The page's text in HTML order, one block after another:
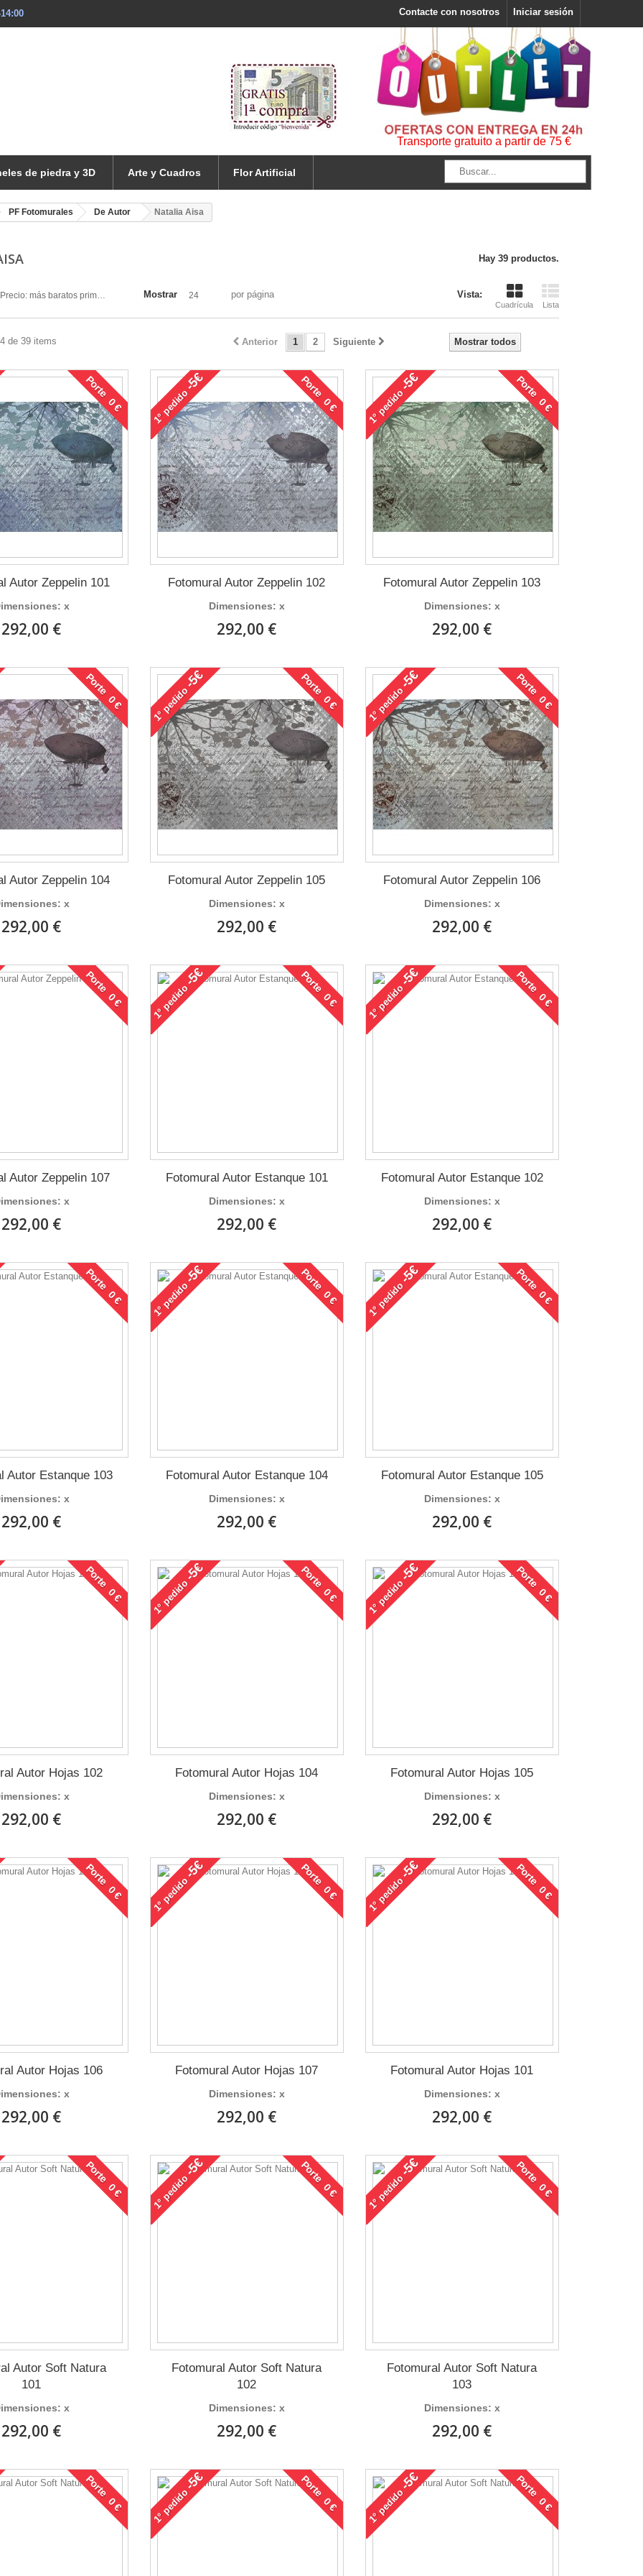
Iniciar sesión
Contacte con nosotros
Transporte gratuito a partir de 75 €
de piedra y 3D Arte y Cuadros Flor Artificial
PF Fotomurales De Autor Natalia Aisa
Hay 39 productos.
Vista:
Cuadrícula Lista
Precio: más baratos primero Mostrar 24 por página
Mostrar todos
Anterior 1 2 Siguiente
de 39 items
Porte 0 €
Autor Zeppelin 101
x
292,00 €
1°
pedido
-5€ Porte 0 €
Fotomural Autor Zeppelin 102
Dimensiones: x
292,00 €
1°
pedido
-5€ Porte 0 €
Fotomural Autor Zeppelin 103
Dimensiones: x
292,00 €
Porte 0 €
Autor Zeppelin 104
x
292,00 €
1°
pedido
-5€ Porte 0 €
Fotomural Autor Zeppelin 105
Dimensiones: x
292,00 €
1°
pedido
-5€ Porte 0 €
Fotomural Autor Zeppelin 106
Dimensiones: x
292,00 €
Porte 0 €
Autor Zeppelin 107
x
292,00 €
1°
pedido
-5€ Porte 0 €
Fotomural Autor Estanque 101
Dimensiones: x
292,00 €
1°
pedido
-5€ Porte 0 €
Fotomural Autor Estanque 102
Dimensiones: x
292,00 €
Porte 0 €
Autor Estanque 103
x
292,00 €
1°
pedido
-5€ Porte 0 €
Fotomural Autor Estanque 104
Dimensiones: x
292,00 €
1°
pedido
-5€ Porte 0 €
Fotomural Autor Estanque 105
Dimensiones: x
292,00 €
Porte 0 €
Autor Hojas 102
x
292,00 €
1°
pedido
-5€ Porte 0 €
Fotomural Autor Hojas 104
Dimensiones: x
292,00 €
1°
pedido
-5€ Porte 0 €
Fotomural Autor Hojas 105
Dimensiones: x
292,00 €
Porte 0 €
Autor Hojas 106
x
292,00 €
1°
pedido
-5€ Porte 0 €
Fotomural Autor Hojas 107
Dimensiones: x
292,00 €
1°
pedido
-5€ Porte 0 €
Fotomural Autor Hojas 101
Dimensiones: x
292,00 €
Porte 0 €
Autor Soft Natura
101
x
292,00 €
1°
pedido
-5€ Porte 0 €
Fotomural Autor Soft Natura
102
Dimensiones: x
292,00 €
1°
pedido
-5€ Porte 0 €
Fotomural Autor Soft Natura
103
Dimensiones: x
292,00 €
Porte 0 €
1°
pedido
-5€ Porte 0 €
1°
pedido
-5€ Porte 0 €